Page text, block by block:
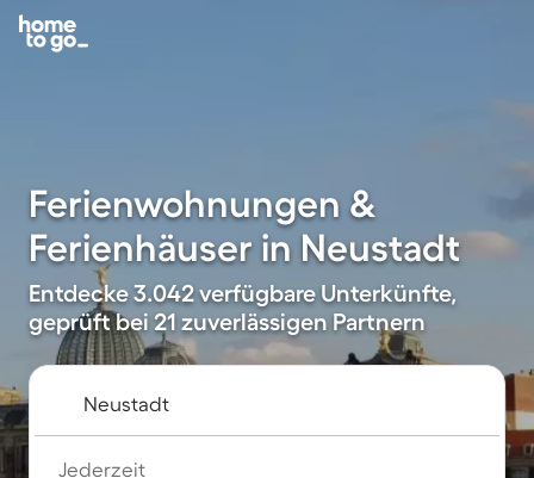
Ferienwohnungen &
Ferienhäuser in Neustadt
Entdecke 3.042 verfügbare Unterkünfte,
geprüft bei 21 zuverlässigen Partnern
Jederzeit